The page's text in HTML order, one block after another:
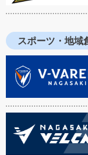
スポーツ・地域